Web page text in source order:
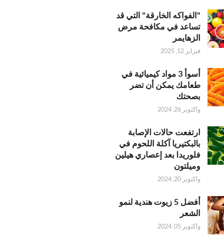
"الفواكه الخارقة" التي قد
تساعد في مكافحة مرض
الزهايمر
فبراير 12, 2025
أسوأ 3 مواد كيميائية في
طعامك يمكن أن تضر
بصحتك
واكتوبر 26, 2024
ارتفعت حالات الإصابة
بالبكتيريا آكلة اللحوم في
فلوريدا بعد إعصاري هيلين
وميلتون
واكتوبر 20, 2024
أفضل 5 زيوت هندية لنمو
الشعر
واكتوبر 05, 2024